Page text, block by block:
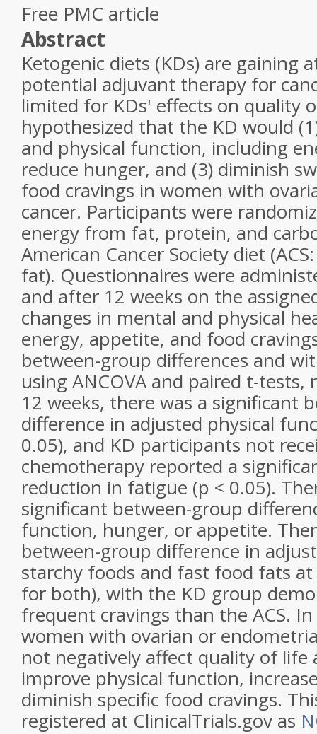
Free PMC article
Abstract
Ketogenic diets (KDs) are gaining
potential adjuvant therapy for
limited for KDs' effects on quality
hypothesized that the KD would
and physical function, including
reduce hunger, and (3) diminish
food cravings in women with
cancer. Participants were
energy from fat, protein, and
American Cancer Society diet
fat). Questionnaires were
and after 12 weeks on the
changes in mental and physical
energy, appetite, and food
between-group differences and
using ANCOVA and paired t-tests,
12 weeks, there was a significant
difference in adjusted physical
0.05), and KD participants not
chemotherapy reported a
reduction in fatigue (p < 0.05).
significant between-group
function, hunger, or appetite.
between-group difference in
starchy foods and fast food fats at
for both), with the KD group
frequent cravings than the ACS.
women with ovarian or
not negatively affect quality of life
improve physical function,
diminish specific food cravings.
registered at ClinicalTrials.gov as